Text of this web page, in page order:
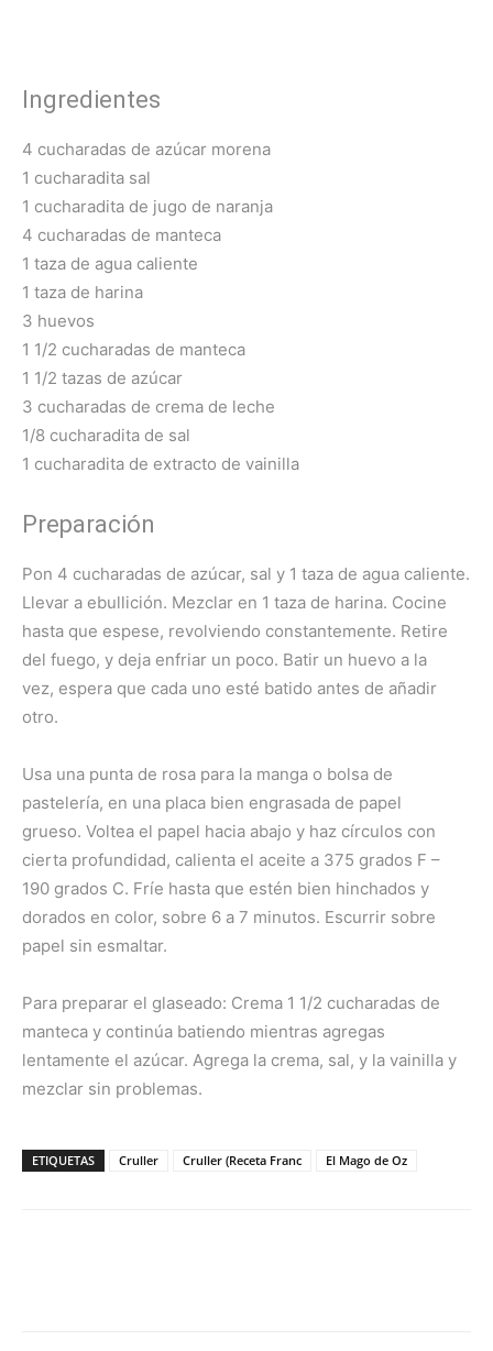
Ingredientes
4 cucharadas de azúcar morena
1 cucharadita sal
1 cucharadita de jugo de naranja
4 cucharadas de manteca
1 taza de agua caliente
1 taza de harina
3 huevos
1 1/2 cucharadas de manteca
1 1/2 tazas de azúcar
3 cucharadas de crema de leche
1/8 cucharadita de sal
1 cucharadita de extracto de vainilla
Preparación
Pon 4 cucharadas de azúcar, sal y 1 taza de agua caliente.
Llevar a ebullición. Mezclar en 1 taza de harina. Cocine
hasta que espese, revolviendo constantemente. Retire
del fuego, y deja enfriar un poco. Batir un huevo a la
vez, espera que cada uno esté batido antes de añadir
otro.
Usa una punta de rosa para la manga o bolsa de
pastelería, en una placa bien engrasada de papel
grueso. Voltea el papel hacia abajo y haz círculos con
cierta profundidad, calienta el aceite a 375 grados F –
190 grados C. Fríe hasta que estén bien hinchados y
dorados en color, sobre 6 a 7 minutos. Escurrir sobre
papel sin esmaltar.
Para preparar el glaseado: Crema 1 1/2 cucharadas de
manteca y continúa batiendo mientras agregas
lentamente el azúcar. Agrega la crema, sal, y la vainilla y
mezclar sin problemas.
ETIQUETAS Cruller Cruller (Receta Franc El Mago de Oz